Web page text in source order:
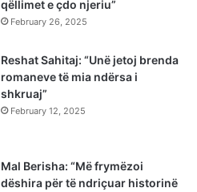
qëllimet e çdo njeriu”
February 26, 2025
Reshat Sahitaj: “Unë jetoj brenda
romaneve të mia ndërsa i
shkruaj”
February 12, 2025
Mal Berisha: “Më frymëzoi
dëshira për të ndriçuar historinë